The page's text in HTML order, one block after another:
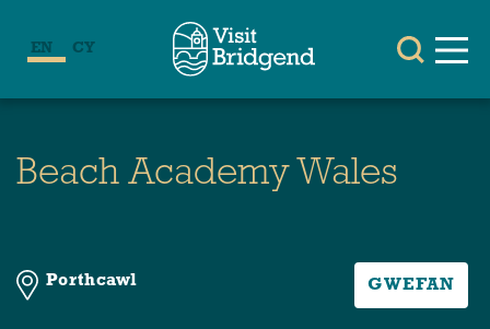
EN CY
Beach Academy Wales
Porthcawl GWEFAN